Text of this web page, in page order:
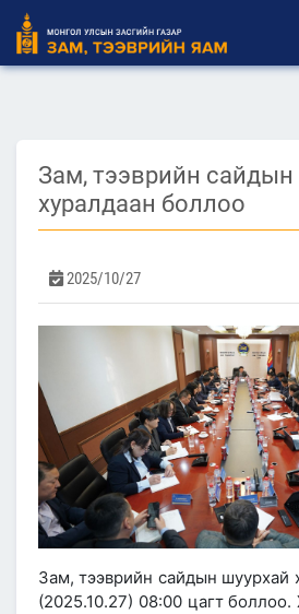
Зам, тээврийн сайдын
хуралдаан боллоо
2025/10/27
Зам, тээврийн сайдын шуурхай
(2025.10.27) 08:00 цагт